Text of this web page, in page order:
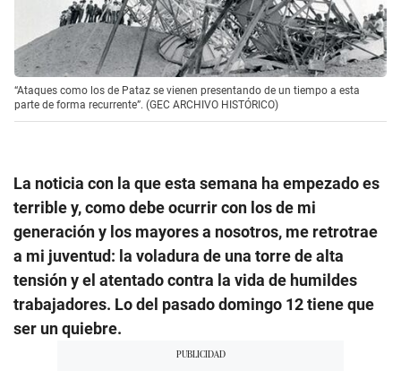
“Ataques como los de Pataz se vienen presentando de un tiempo a esta
parte de forma recurrente”. (GEC ARCHIVO HISTÓRICO)
La noticia con la que esta semana ha empezado es
terrible y, como debe ocurrir con los de mi
generación y los mayores a nosotros, me retrotrae
a mi juventud: la voladura de una torre de alta
tensión y el atentado contra la vida de humildes
trabajadores. Lo del pasado domingo 12 tiene que
ser un quiebre.